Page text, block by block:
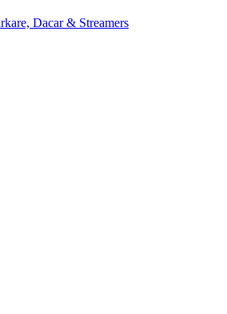
Dacar & Streamers